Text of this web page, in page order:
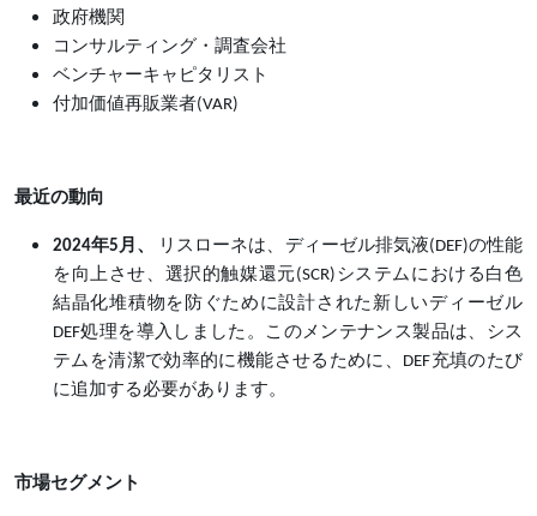
政府機関
コンサルティング・調査会社
ベンチャーキャピタリスト
付加価値再販業者(VAR)
最近の動向
2024年5月、 リスローネは、ディーゼル排気液(DEF)の性能
を向上させ、選択的触媒還元(SCR)システムにおける白色
結晶化堆積物を防ぐために設計された新しいディーゼル
DEF処理を導入しました。このメンテナンス製品は、シス
テムを清潔で効率的に機能させるために、DEF充填のたび
に追加する必要があります。
市場セグメント